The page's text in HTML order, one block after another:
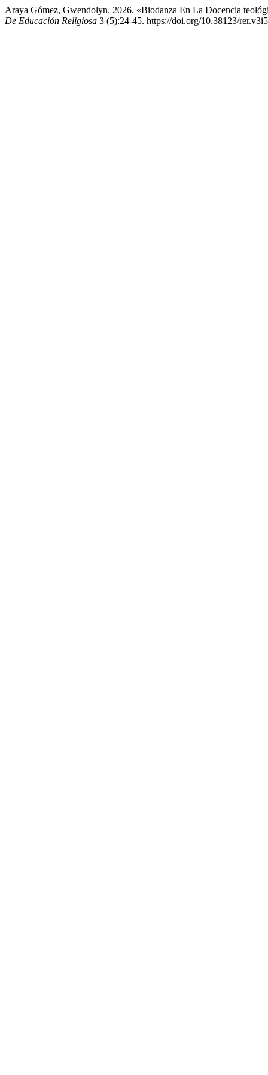
Araya Gómez, Gwendolyn. 2026. «Biodanza En La Docencia
De Educación Religiosa 3 (5):24-45. https://doi.org/10.38123/